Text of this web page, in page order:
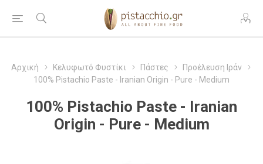
Αρχική Κελυφωτό Φυστίκι Πάστες
Προέλευση Ιράν
100% Pistachio Paste - Iranian Origin - Pure - Medium
100% Pistachio Paste - Iranian
Origin - Pure - Medium